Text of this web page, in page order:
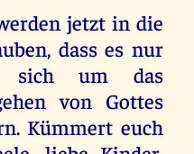
jetzt in die
dass es nur
sich um das
von Gottes
Kümmert euch